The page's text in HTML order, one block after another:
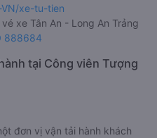
xe-tu-tien
xe Tân An - Long An Trảng
888684
tại Công viên Tượng
đơn vị vận tải hành khách